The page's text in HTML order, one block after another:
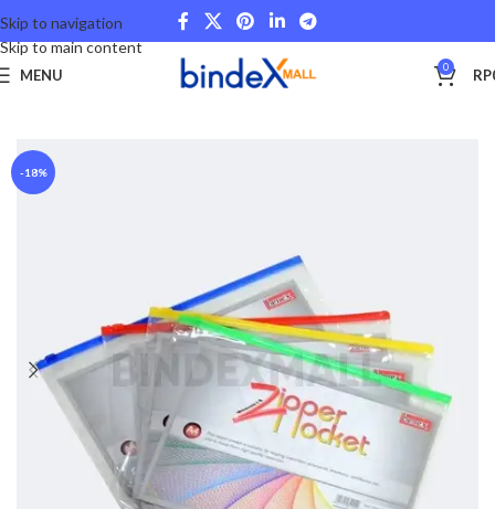
Skip to navigation
Skip to main content
MENU 0 RP
Beranda Stationery and Fancy Document Holder
-18%